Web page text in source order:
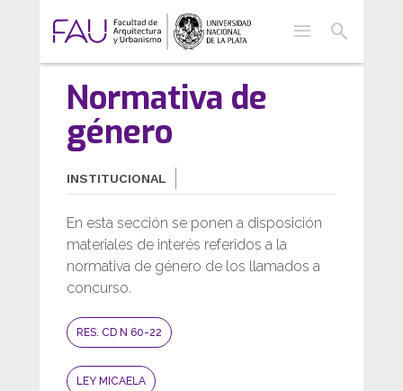
menu search
Normativa de
género
INSTITUCIONAL
En esta sección se ponen a disposición
materiales de interés referidos a la
normativa de género de los llamados a
concurso.
RES. CD N 60-22
LEY MICAELA